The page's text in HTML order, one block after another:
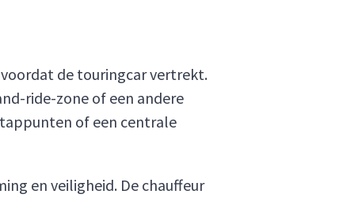
de touringcar vertrekt.
ride-zone of een andere
of een centrale
en veiligheid. De chauffeur